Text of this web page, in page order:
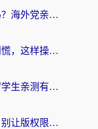
酷狗会员在国外可以听歌吗？海外党亲测有效：3步解决音乐权限难题
在国外无法听国内的歌？别慌，这样操作就能畅听QQ音乐（附亲测加速器推荐）
在国外如何看腾讯视频？留学生亲测有效的回国加速方案
在国外怎么听国内的音乐？别让版权限制断了你的华语歌单